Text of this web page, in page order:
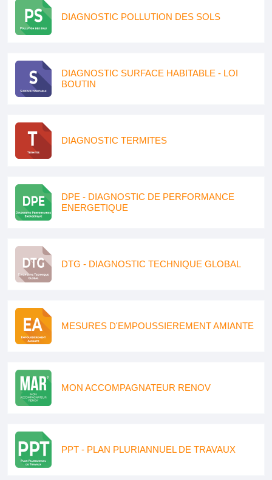
DIAGNOSTIC POLLUTION DES SOLS
DIAGNOSTIC SURFACE HABITABLE - LOI
BOUTIN
DIAGNOSTIC TERMITES
DPE - DIAGNOSTIC DE PERFORMANCE
ENERGETIQUE
DTG - DIAGNOSTIC TECHNIQUE GLOBAL
MESURES D'EMPOUSSIEREMENT AMIANTE
MON ACCOMPAGNATEUR RENOV
PPT - PLAN PLURIANNUEL DE TRAVAUX